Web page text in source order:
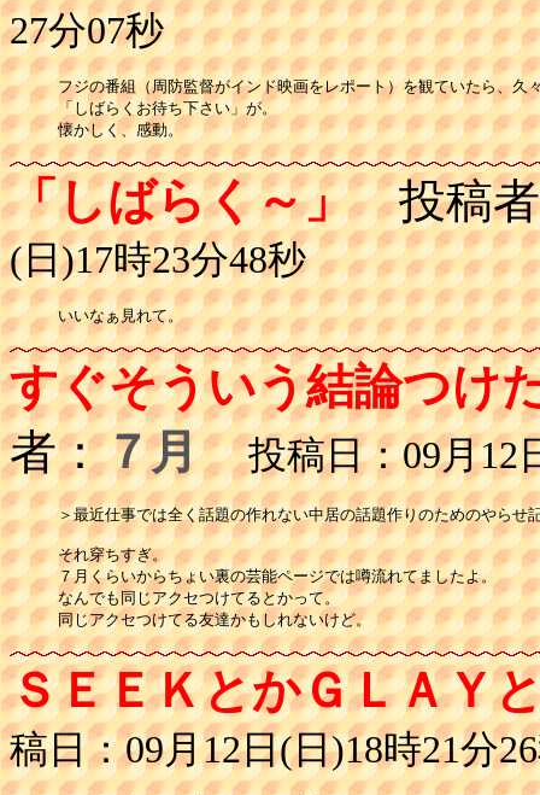
27分07秒
フジの番組（周防監督がインド映画をレポート）を観ていたら、久
「しばらくお待ち下さい」が。
懐かしく、感動。
「しばらく～」投稿者
(日)17時23分48秒
いいなぁ見れて。
すぐそういう結論つけ
者：７月 投稿日：09月12
＞最近仕事では全く話題の作れない中居の話題作りのためのやらせ
それ穿ちすぎ。
７月くらいからちょい裏の芸能ページでは噂流れてましたよ。
なんでも同じアクセつけてるとかって。
同じアクセつけてる友達かもしれないけど。
ＳＥＥＫとかＧＬＡＹ
稿日：09月12日(日)18時21分